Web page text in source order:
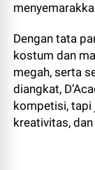
Dengan tata
kostum dan
megah, serta
diangkat,
kompetisi, tapi
kreativitas,